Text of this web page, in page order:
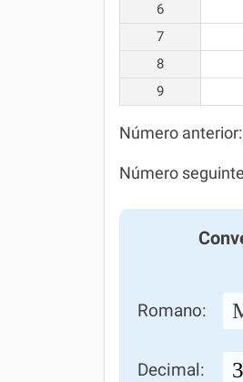
6
7
8
9
Número anterior:
Número
Romano:
Decimal: